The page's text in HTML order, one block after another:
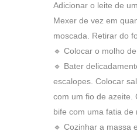
Adicionar o leite de
Mexer de vez em
moscada. Retirar do
🔹 Colocar o molho
🔹 Bater
escalopes. Colocar
com um fio de azeite.
bife com uma fatia de
🔹 Cozinhar a massa